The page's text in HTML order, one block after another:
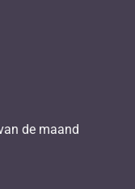
de maand